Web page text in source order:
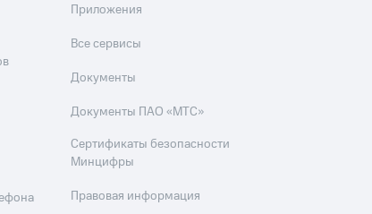
Приложения
Все сервисы
Документы
Документы ПАО «МТС»
Сертификаты безопасности
Минцифры
Правовая информация